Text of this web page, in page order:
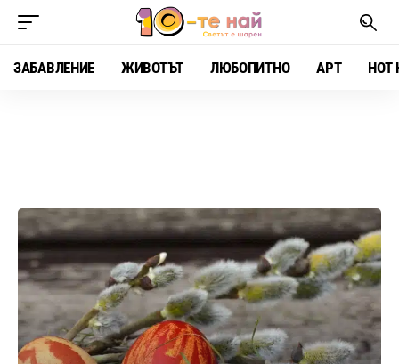
ЗАБАВЛЕНИЕ ЖИВОТЪТ ЛЮБОПИТНО АРТ HOT